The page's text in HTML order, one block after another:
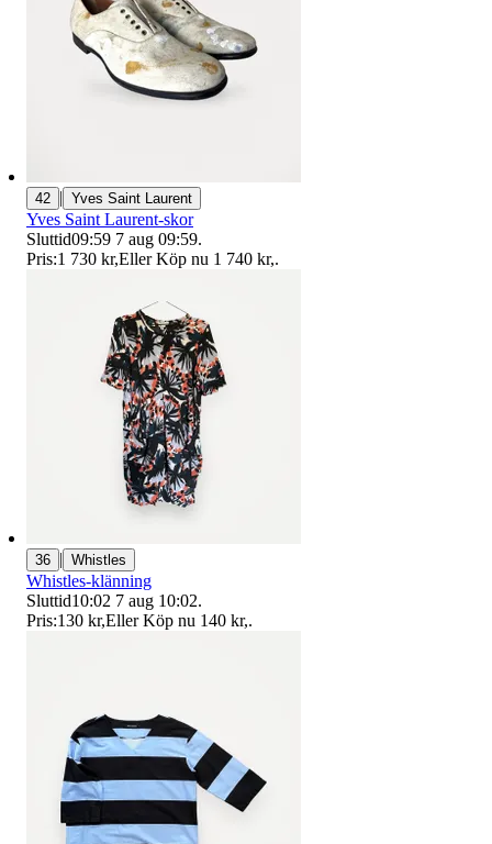
42 | Yves Saint Laurent
Yves Saint Laurent-skor
Sluttid09:59 7 aug 09:59.
Pris:1 730 kr,Eller Köp nu 1 740 kr,.
36 | Whistles
Whistles-klänning
Sluttid10:02 7 aug 10:02.
Pris:130 kr,Eller Köp nu 140 kr,.